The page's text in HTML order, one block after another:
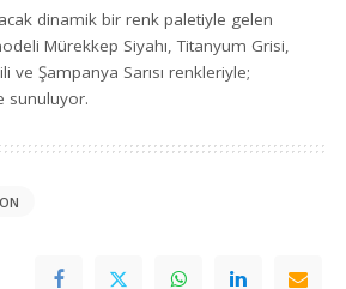
dinamik bir renk paletiyle gelen
Mürekkep Siyahı, Titanyum Grisi,
ve Şampanya Sarısı renkleriyle;
sunuluyor.